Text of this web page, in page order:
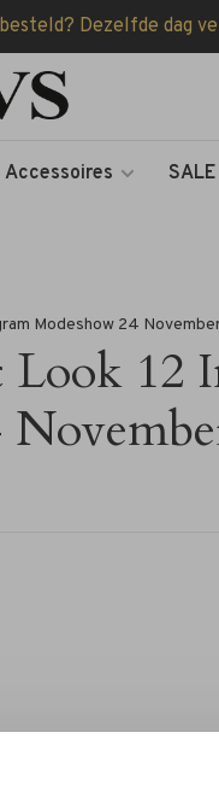
Dezelfde dag
Accessoires SALE
Modeshow 24
12